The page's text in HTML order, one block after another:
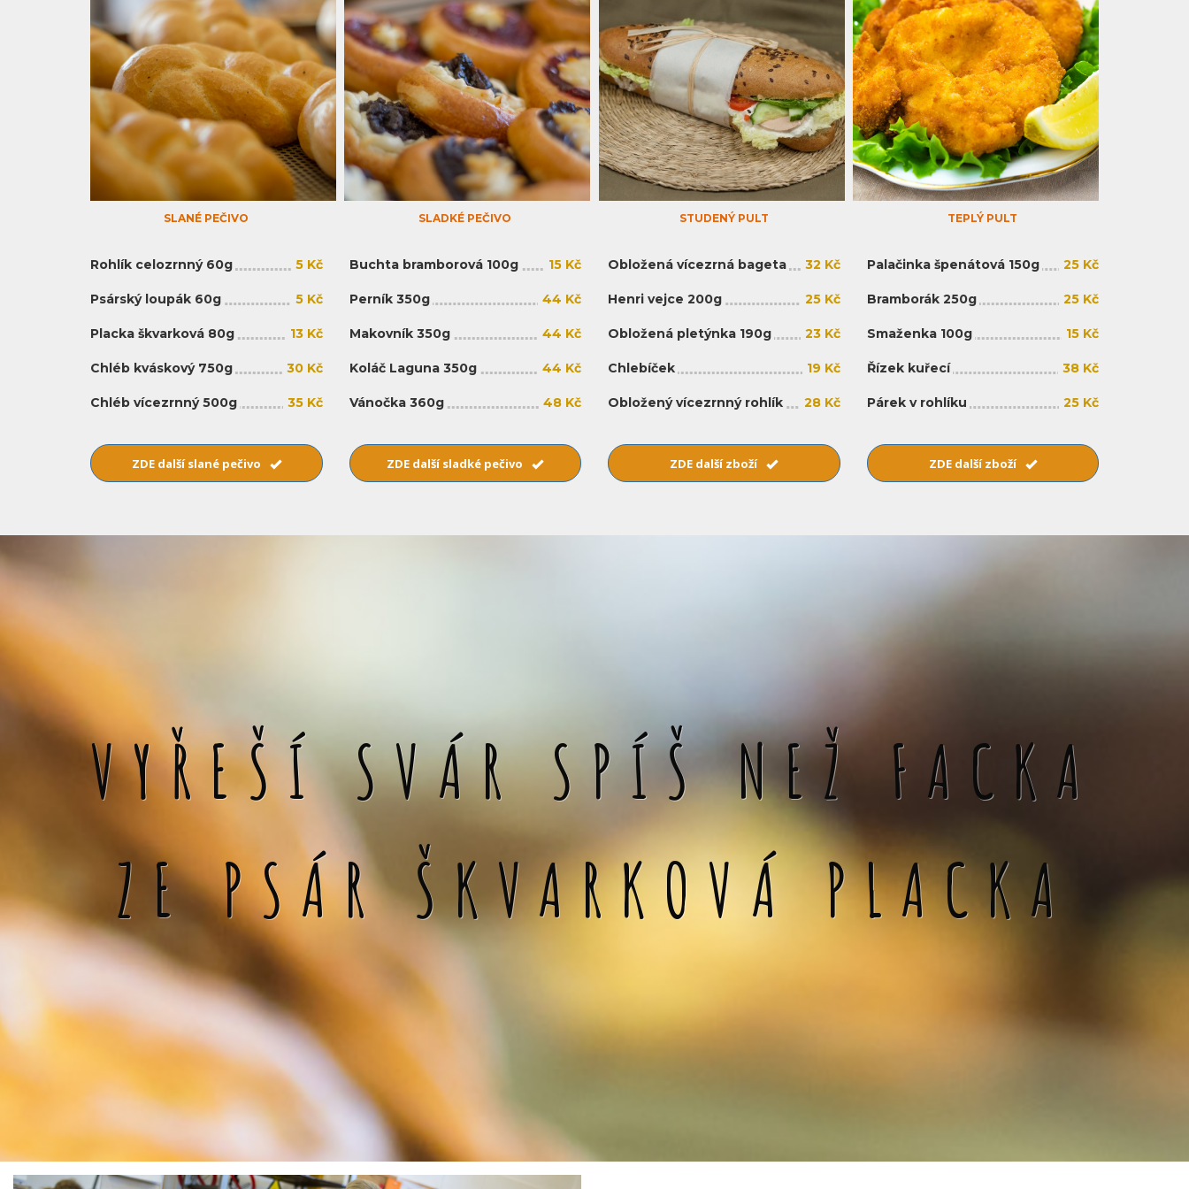
SLANÉ PEČIVO
Rohlík celozrnný 60g 5 Kč
Psárský loupák 60g 5 Kč
Placka škvarková 80g 13 Kč
Chléb kváskový 750g 30 Kč
Chléb vícezrnný 500g 35 Kč
ZDE další slané pečivo
SLADKÉ PEČIVO
Buchta bramborová 100g 15 Kč
Perník 350g 44 Kč
Makovník 350g 44 Kč
Koláč Laguna 350g 44 Kč
Vánočka 360g 48 Kč
ZDE další sladké pečivo
STUDENÝ PULT
Obložená vícezrná bageta 32 Kč
Henri vejce 200g 25 Kč
Obložená pletýnka 190g 23 Kč
Chlebíček 19 Kč
Obložený vícezrnný rohlík 28 Kč
ZDE další zboží
TEPLÝ PULT
Palačinka špenátová 150g 25 Kč
Bramborák 250g 25 Kč
Smaženka 100g 15 Kč
Řízek kuřecí 38 Kč
Párek v rohlíku 25 Kč
ZDE další zboží
VYŘEŠÍ SVÁR SPÍŠ NEŽ FACKA
ZE PSÁR ŠKVARKOVÁ PLACKA